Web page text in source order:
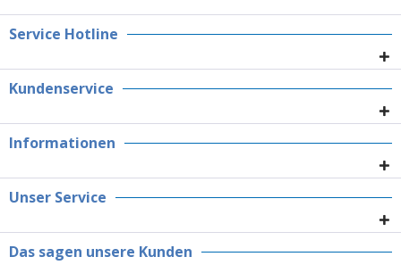
Service Hotline
Kundenservice
Informationen
Unser Service
Das sagen unsere Kunden